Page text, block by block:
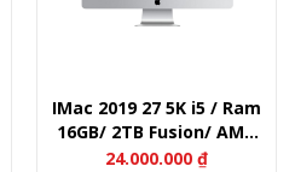
IMac 2019 27 5K i5 / Ram
16GB/ 2TB Fusion/ AMD
Radeon Pro 580x
24.000.000 ₫